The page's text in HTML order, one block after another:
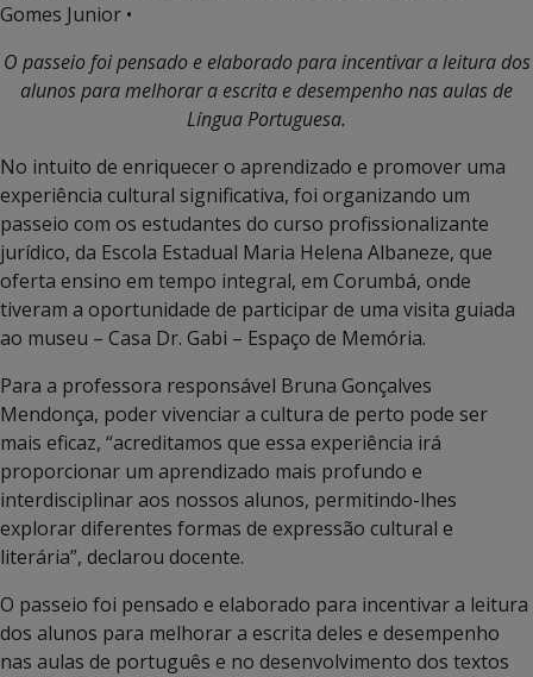
Gomes Junior •
O passeio foi pensado e elaborado para incentivar a leitura dos
alunos para melhorar a escrita e desempenho nas aulas de
Língua Portuguesa.
No intuito de enriquecer o aprendizado e promover uma
experiência cultural significativa, foi organizando um
passeio com os estudantes do curso profissionalizante
jurídico, da Escola Estadual Maria Helena Albaneze, que
oferta ensino em tempo integral, em Corumbá, onde
tiveram a oportunidade de participar de uma visita guiada
ao museu – Casa Dr. Gabi – Espaço de Memória.
Para a professora responsável Bruna Gonçalves
Mendonça, poder vivenciar a cultura de perto pode ser
mais eficaz, “acreditamos que essa experiência irá
proporcionar um aprendizado mais profundo e
interdisciplinar aos nossos alunos, permitindo-lhes
explorar diferentes formas de expressão cultural e
literária”, declarou docente.
O passeio foi pensado e elaborado para incentivar a leitura
dos alunos para melhorar a escrita deles e desempenho
nas aulas de português e no desenvolvimento dos textos